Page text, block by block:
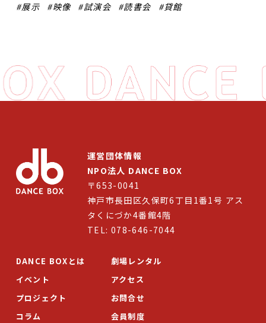
展示
映像 試演会 読書会 貸館
運営団体情報
NPO法人 DANCE BOX
〒653-0041
神戸市長田区久保町6丁目1番1号 アス
タくにづか4番館4階
TEL: 078-646-7044
DANCE BOXとは
イベント
プロジェクト
コラム
劇場レンタル
アクセス
お問合せ
会員制度